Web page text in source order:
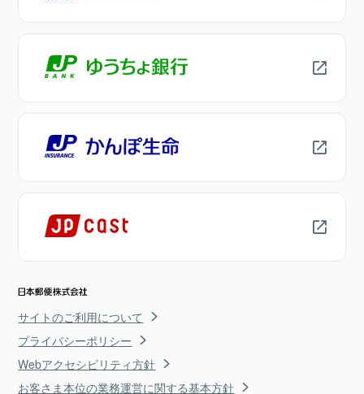
サイトのご利用について
プライバシーポリシー
Webアクセシビリティ方針
お客さま本位の業務運営に関する基本方針